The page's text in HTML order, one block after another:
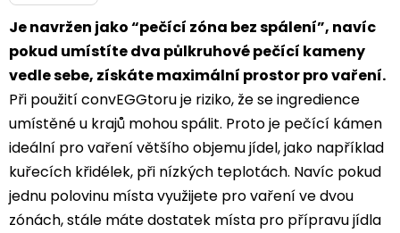
Je navržen jako “pečící zóna bez spálení”, navíc
pokud umístíte dva půlkruhové pečící kameny
vedle sebe, získáte maximální prostor pro vaření.
Při použití convEGGtoru je riziko, že se ingredience
umístěné u krajů mohou spálit. Proto je pečící kámen
ideální pro vaření většího objemu jídel, jako například
kuřecích křidélek, při nízkých teplotách. Navíc pokud
jednu polovinu místa využijete pro vaření ve dvou
zónách, stále máte dostatek místa pro přípravu jídla